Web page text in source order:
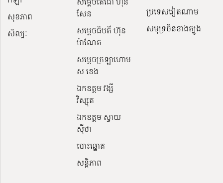
សុខភាព
សិល្បៈ
សែន
សម្ដេចធិបតី ហ៊ុន
ម៉ាណែត
សម្ដេចក្រឡាហោម
ស ខេង
ឯកឧត្តម វង្សី
វិស្សុត
ឯកឧត្តម ស្វាយ
ស៊ីថា
បោះឆ្នោត
សន្តិភាព
ប្រទេសវៀតណាម
សមុទ្រចិនខាងត្បូង